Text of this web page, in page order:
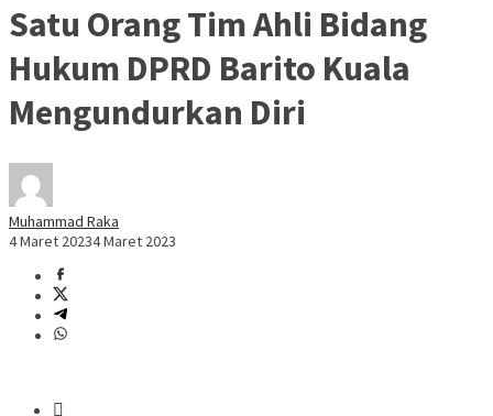
Satu Orang Tim Ahli Bidang
Hukum DPRD Barito Kuala
Mengundurkan Diri
Muhammad Raka
4 Maret 20234 Maret 2023